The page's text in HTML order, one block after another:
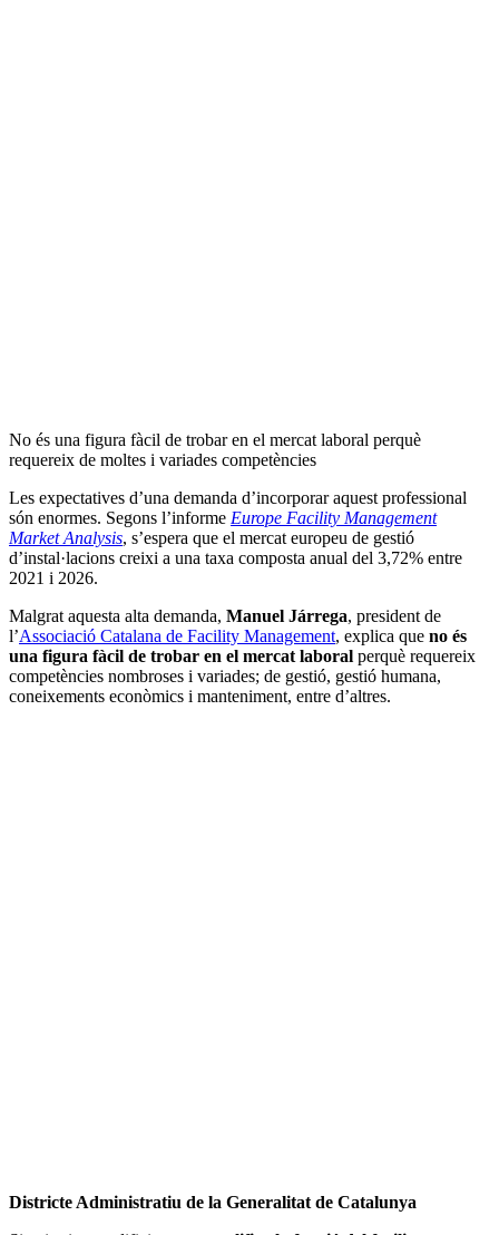
No és una figura fàcil de trobar en el mercat laboral perquè
requereix de moltes i variades competències
Les expectatives d’una demanda d’incorporar aquest professional
són enormes. Segons l’informe Europe Facility Management
Market Analysis, s’espera que el mercat europeu de gestió
d’instal·lacions creixi a una taxa composta anual del 3,72% entre
2021 i 2026.
Malgrat aquesta alta demanda, Manuel Járrega, president de
l’Associació Catalana de Facility Management, explica que no és
una figura fàcil de trobar en el mercat laboral perquè requereix
competències nombroses i variades; de gestió, gestió humana,
coneixements econòmics i manteniment, entre d’altres.
Districte Administratiu de la Generalitat de Catalunya